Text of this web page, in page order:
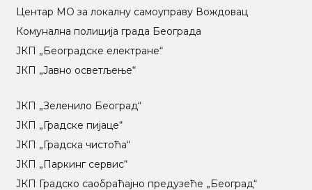
Центар МO за локалну самоуправу Вождовац
Комунална полиција града Београда
ЈКП „Београдске електране“
ЈКП „Јавно осветљење“
ЈКП „Зеленило Београд“
ЈКП „Градске пијаце“
ЈКП „Градска чистоћа“
ЈКП „Паркинг сервис“
ЈКП Градско саобраћајно предузеће „Београд“